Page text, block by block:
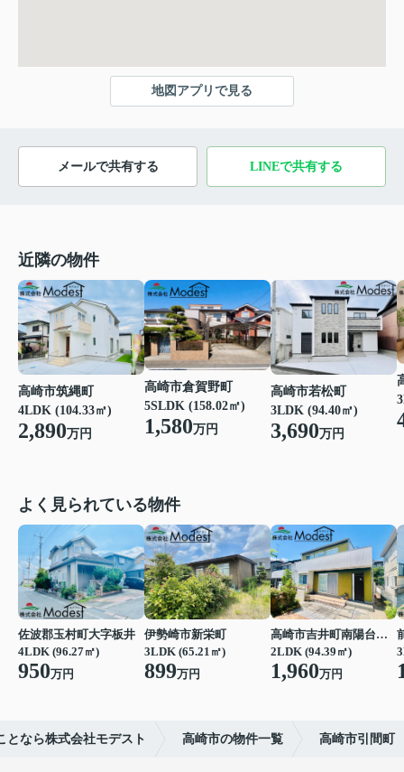
地図アプリで見る
メールで共有する LINEで共有する
近隣の物件
高崎市筑縄町
4LDK (104.33㎡)
2,890万円
高崎市倉賀野町
5SLDK (158.02㎡)
1,580万円
高崎市若松町
3LDK (94.40㎡)
3,690万円
よく見られている物件
佐波郡玉村町大字板井
4LDK (96.27㎡)
950万円
伊勢崎市新栄町
3LDK (65.21㎡)
899万円
高崎市吉井町南陽台２丁目
2LDK (94.39㎡)
1,960万円
となら株式会社モデスト 高崎市の物件一覧 高崎市引間町